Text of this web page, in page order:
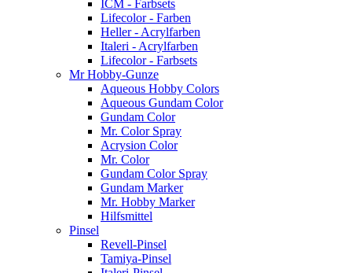
ICM - Farbsets
Lifecolor - Farben
Heller - Acrylfarben
Italeri - Acrylfarben
Lifecolor - Farbsets
Mr Hobby-Gunze
Aqueous Hobby Colors
Aqueous Gundam Color
Gundam Color
Mr. Color Spray
Acrysion Color
Mr. Color
Gundam Color Spray
Gundam Marker
Mr. Hobby Marker
Hilfsmittel
Pinsel
Revell-Pinsel
Tamiya-Pinsel